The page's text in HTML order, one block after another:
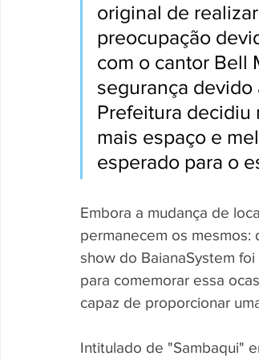
original de
preocupação
com o cantor Bell
segurança
Prefeitura decidiu
mais espaço e
esperado para o
Embora a mudança de
permanecem os mesmos:
show do BaianaSystem
para comemorar essa
capaz de proporcionar
Intitulado de "Sambaqui"